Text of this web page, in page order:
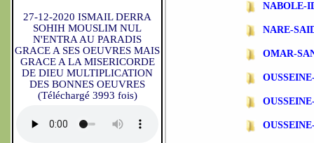
27-12-2020 ISMAIL DERRA
SOHIH MOUSLIM NUL
N'ENTRA AU PARADIS
GRACE A SES OEUVRES MAIS
GRACE A LA MISERICORDE
DE DIEU MULTIPLICATION
DES BONNES OEUVRES
(Téléchargé 3993 fois)
NABOLE-
NARE-
OMAR-